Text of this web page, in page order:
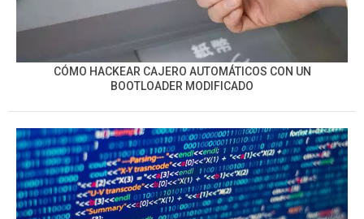
CÓMO HACKEAR CAJERO AUTOMÁTICOS CON UN
BOOTLOADER MODIFICADO